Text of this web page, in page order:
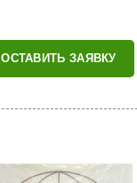
ОСТАВИТЬ ЗАЯВКУ